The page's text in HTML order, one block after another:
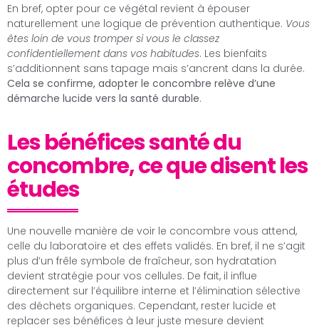
En bref, opter pour ce végétal revient à épouser
naturellement une logique de prévention authentique. Vous
êtes loin de vous tromper si vous le classez
confidentiellement dans vos habitudes. Les bienfaits
s’additionnent sans tapage mais s’ancrent dans la durée.
Cela se confirme, adopter le concombre relève d’une
démarche lucide vers la santé durable.
Les bénéfices santé du
concombre, ce que disent les
études
Une nouvelle manière de voir le concombre vous attend,
celle du laboratoire et des effets validés. En bref, il ne s’agit
plus d’un frêle symbole de fraîcheur, son hydratation
devient stratégie pour vos cellules. De fait, il influe
directement sur l’équilibre interne et l’élimination sélective
des déchets organiques. Cependant, rester lucide et
replacer ses bénéfices à leur juste mesure devient